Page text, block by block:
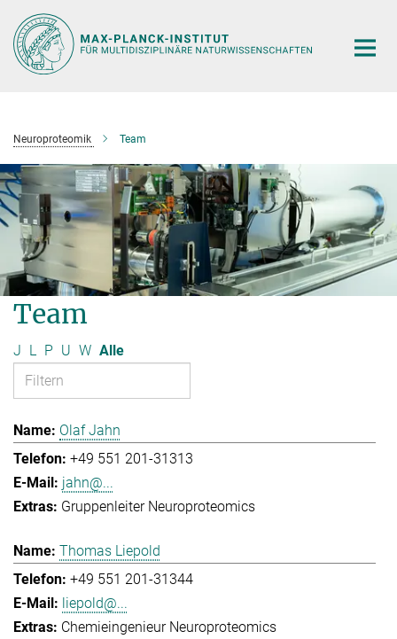
Hauptinhalt
Neuroproteomik Team
Team
J L P U W Alle
Olaf Jahn
+49 551 201-31313
jahn@...
Gruppenleiter Neuroproteomics
Thomas Liepold
+49 551 201-31344
liepold@...
Chemieingenieur Neuroproteomics